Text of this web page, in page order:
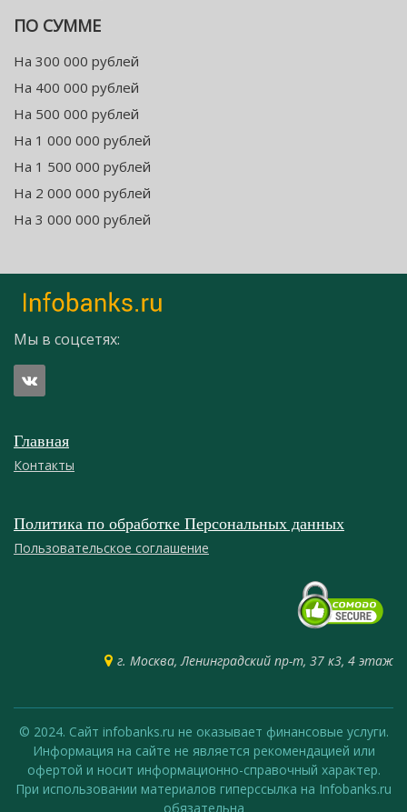
ПО СУММЕ
На 300 000 рублей
На 400 000 рублей
На 500 000 рублей
На 1 000 000 рублей
На 1 500 000 рублей
На 2 000 000 рублей
На 3 000 000 рублей
Мы в соцсетях:
Главная
Контакты
Политика по обработке Персональных данных
Пользовательское соглашение
г. Москва, Ленинградский пр-т, 37 к3, 4 этаж
© 2024. Сайт infobanks.ru не оказывает финансовые услуги.
Информация на сайте не является рекомендацией или
офертой и носит информационно-справочный характер.
При использовании материалов гиперссылка на Infobanks.ru
обязательна